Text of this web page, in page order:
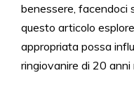
benessere, facendoci
questo articolo
appropriata possa
ringiovanire di 20 anni